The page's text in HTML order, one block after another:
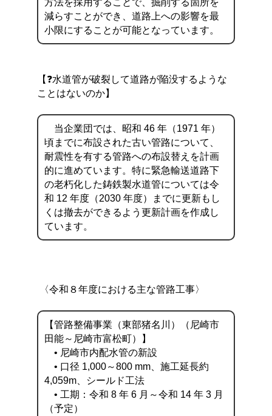
減らすことができ、道路上への影響を最
小限にすることが可能となっています。
【❓水道管が破裂して道路が陥没するような
ことはないのか】
当企業団では、昭和 46 年（1971 年）
頃までに布設された古い管路について、
耐震性を有する管路への布設替えを計画
的に進めています。特に緊急輸送道路下
の老朽化した鋳鉄製水道管については令
和 12 年度（2030 年度）までに更新もし
くは撤去ができるよう更新計画を作成し
ています。
〈令和８年度における主な管路工事〉
【管路整備事業（東部猪名川）（尼崎市
田能～尼崎市富松町）】
• 尼崎市内配水管の新設
• 口径 1,000～800 mm、施工延長約
4,059m、シールド工法
• 工期：令和 8 年 6 月～令和 14 年 3 月
（予定）